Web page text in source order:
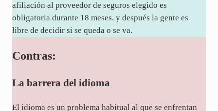
afiliación al proveedor de seguros elegido es
obligatoria durante 18 meses, y después la gente es
libre de decidir si se queda o se va.
Contras:
La barrera del idioma
El idioma es un problema habitual al que se enfrentan